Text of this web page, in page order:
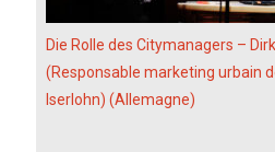
Die Rolle des Citymanagers –
(Responsable marketing urbain
Iserlohn) (Allemagne)